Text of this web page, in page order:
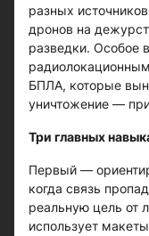
разных
дронов на
разведки. Особое
БПЛА, которые
уничтожение —
Три главных
Первый —
когда связь
реальную цель от
использует